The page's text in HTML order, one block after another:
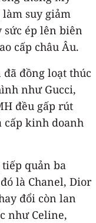
suy giảm
ép lên biên
cấp châu Âu.
đồng loạt thúc
như Gucci,
đều gấp rút
cấp kinh doanh
quản ba
là Chanel, Dior
đổi còn lan
như Celine,